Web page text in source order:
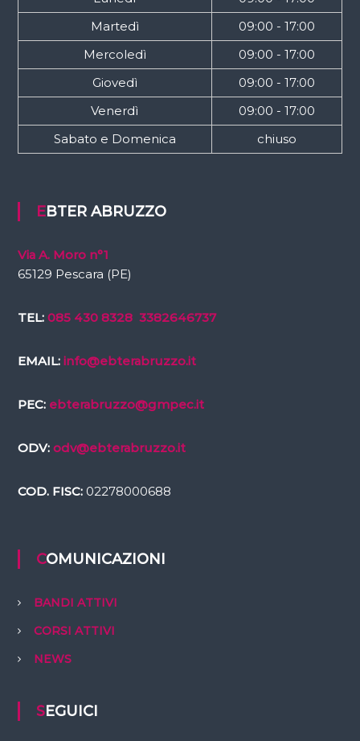
Martedì
09:00 - 17:00
Mercoledì
09:00 - 17:00
Giovedì
09:00 - 17:00
Venerdì
09:00 - 17:00
Sabato e Domenica
chiuso
EBTER ABRUZZO
Via A. Moro n°1
65129 Pescara (PE)
TEL: 085 430 8328 3382646737
EMAIL: info@ebterabruzzo.it
PEC: ebterabruzzo@gmpec.it
ODV: odv@ebterabruzzo.it
COD. FISC:02278000688
COMUNICAZIONI
BANDI ATTIVI
CORSI ATTIVI
NEWS
SEGUICI